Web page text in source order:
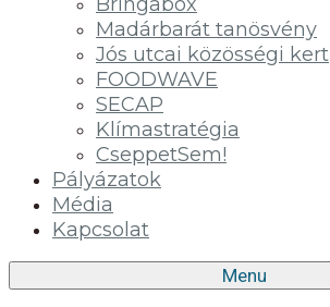
Madárbarát tanösvény
Jós utcai közösségi kert
FOODWAVE
SECAP
Klímastratégia
CseppetSem!
Pályázatok
Média
Kapcsolat
Menu